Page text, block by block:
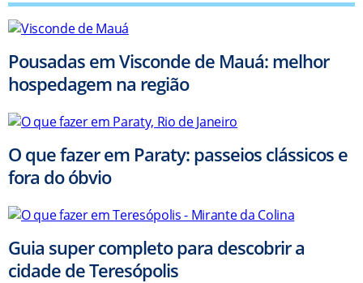
Pousadas em Visconde de Mauá: melhor
hospedagem na região
O que fazer em Paraty: passeios clássicos e
fora do óbvio
Guia super completo para descobrir a
cidade de Teresópolis